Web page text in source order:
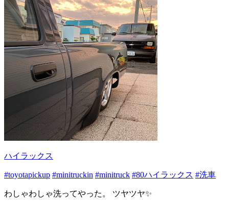
ハイラックス
#toyotapickup #minitruckin #minitruck #80ハイラックス #洗車
わしゃわしゃ洗ってやった。 ツヤツヤ✨